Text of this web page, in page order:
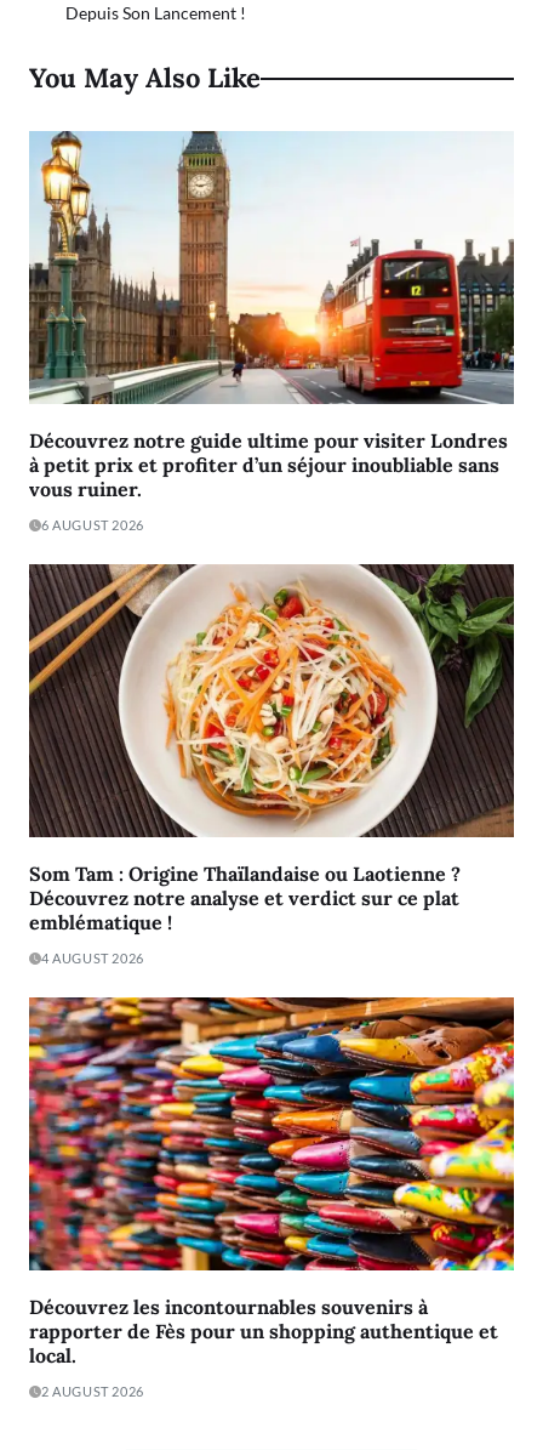
Depuis Son Lancement !
You May Also Like
Découvrez notre guide ultime pour visiter Londres
à petit prix et profiter d’un séjour inoubliable sans
vous ruiner.
6 AUGUST 2026
Som Tam : Origine Thaïlandaise ou Laotienne ?
Découvrez notre analyse et verdict sur ce plat
emblématique !
4 AUGUST 2026
Découvrez les incontournables souvenirs à
rapporter de Fès pour un shopping authentique et
local.
2 AUGUST 2026